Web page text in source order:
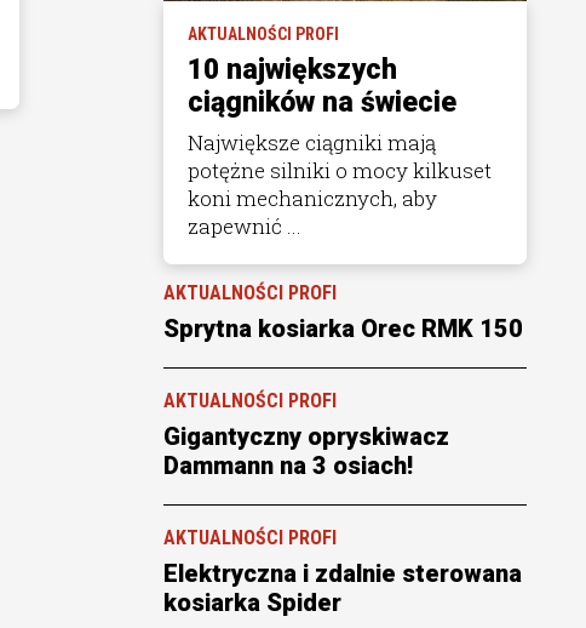
AKTUALNOŚCI PROFI
10 największych
ciągników na świecie
Największe ciągniki mają
potężne silniki o mocy kilkuset
koni mechanicznych, aby
zapewnić ...
AKTUALNOŚCI PROFI
Sprytna kosiarka Orec RMK 150
AKTUALNOŚCI PROFI
Gigantyczny opryskiwacz
Dammann na 3 osiach!
AKTUALNOŚCI PROFI
Elektryczna i zdalnie sterowana
kosiarka Spider